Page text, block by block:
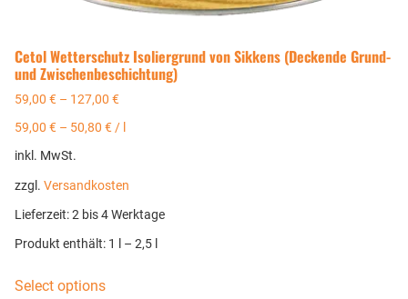
Cetol Wetterschutz Isoliergrund von Sikkens (Deckende Grund-
und Zwischenbeschichtung)
59,00 € – 127,00 €
59,00 € – 50,80 € /
inkl. MwSt.
zzgl. Versandkosten
Lieferzeit:2 bis 4 Werktage
Produkt enthält: 1
– 2,5
Select options